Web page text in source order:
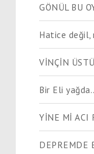
GÖNÜL BU
Hatice
VİNÇİN
Bir Eli
YİNE Mİ ACI
DEPREMDE